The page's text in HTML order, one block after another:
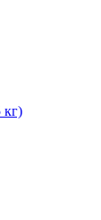
кг)